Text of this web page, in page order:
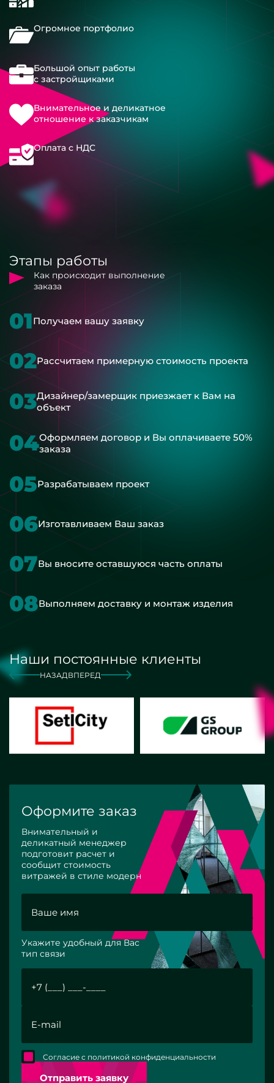
Огромное портфолио
Большой опыт работы
с застройщиками
Внимательное и деликатное
отношение к заказчикам
Оплата с НДС
Этапы работы
Как происходит выполнение
заказа
01Получаем вашу заявку
02Рассчитаем примерную стоимость проекта
03Дизайнер/замерщик приезжает к Вам на
объект
04Оформляем договор и Вы оплачиваете 50%
заказа
05Разрабатываем проект
06Изготавливаем Ваш заказ
07Вы вносите оставшуюся часть оплаты
08Выполняем доставку и монтаж изделия
Наши постоянные клиенты
НАЗАД ВПЕРЕД
Оформите заказ
Внимательный и
деликатный менеджер
подготовит расчет и
сообщит стоимость
витражей в стиле модерн
Укажите удобный для Вас
тип связи
Отправить заявку
Согласие с политикой конфиденциальности